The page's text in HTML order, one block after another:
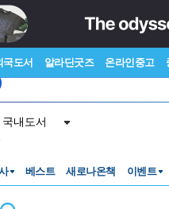
국도서 알라딘굿즈 온라인중고
국내도서
베스트 새로나온책 이벤트